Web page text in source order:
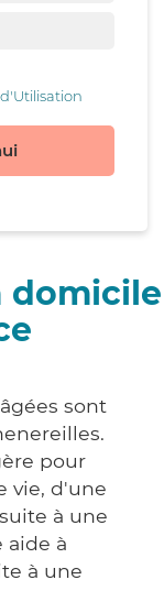
domicile
sont
pour
vie, d'une
à une
aide à
à une